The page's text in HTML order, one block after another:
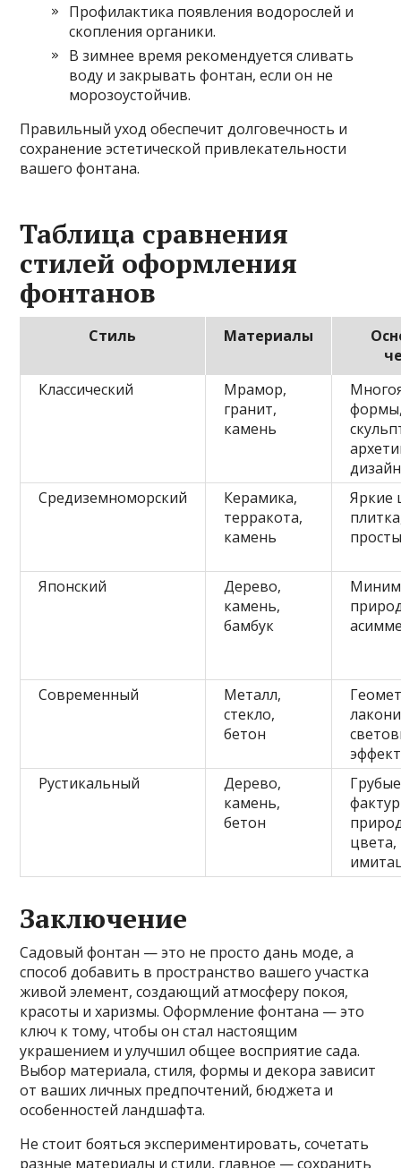
Профилактика появления водорослей и
скопления органики.
В зимнее время рекомендуется сливать
воду и закрывать фонтан, если он не
морозоустойчив.
Правильный уход обеспечит долговечность и
сохранение эстетической привлекательности
вашего фонтана.
Таблица сравнения
стилей оформления
фонтанов
Стиль Материалы
Классический
Мрамор,
гранит,
камень
дизайн
Средиземноморский
Керамика,
терракота,
камень
Яркие
Японский
Дерево,
камень,
бамбук
Современный
Металл,
стекло,
бетон
Рустикальный
Дерево,
камень,
бетон
Грубые
цвета,
Заключение
Садовый фонтан — это не просто дань моде, а
способ добавить в пространство вашего участка
живой элемент, создающий атмосферу покоя,
красоты и харизмы. Оформление фонтана — это
ключ к тому, чтобы он стал настоящим
украшением и улучшил общее восприятие сада.
Выбор материала, стиля, формы и декора зависит
от ваших личных предпочтений, бюджета и
особенностей ландшафта.
Не стоит бояться экспериментировать, сочетать
разные материалы и стили, главное — сохранить